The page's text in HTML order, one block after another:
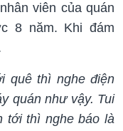
viên của quán
8 năm. Khi đám
quê thì nghe điện
quán như vậy. Tui
tới thì nghe báo là